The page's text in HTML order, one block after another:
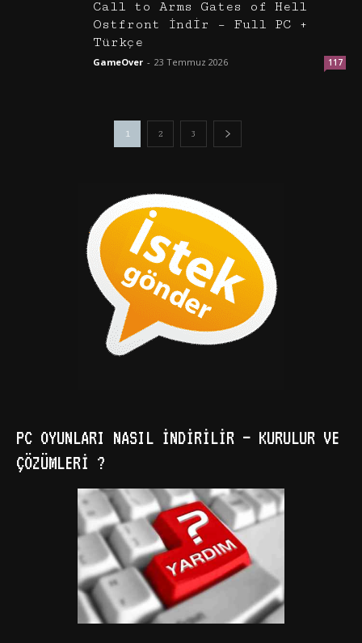
Call to Arms Gates of Hell
Ostfront İndir – Full PC +
Türkçe
GameOver - 23 Temmuz 2026 117
1 2 3
PC OYUNLARI NASIL İNDIRILIR – KURULUR VE
ÇÖZÜMLERI ?